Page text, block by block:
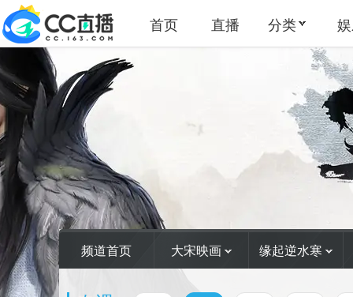
首页 直播 分类
频道首页 大宋映画 缘起逆水寒